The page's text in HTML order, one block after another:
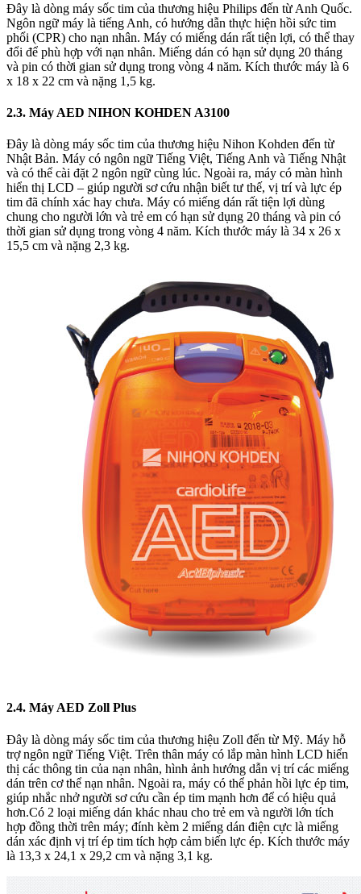
Đây là dòng máy sốc tim của thương hiệu Philips đến từ Anh Quốc.
Ngôn ngữ máy là tiếng Anh, có hướng dẫn thực hiện hồi sức tim
phổi (CPR) cho nạn nhân. Máy có miếng dán rất tiện lợi, có thể thay
đổi để phù hợp với nạn nhân. Miếng dán có hạn sử dụng 20 tháng
và pin có thời gian sử dụng trong vòng 4 năm. Kích thước máy là 6
x 18 x 22 cm và nặng 1,5 kg.
2.3. Máy AED NIHON KOHDEN A3100
Đây là dòng máy sốc tim của thương hiệu Nihon Kohden đến từ
Nhật Bản. Máy có ngôn ngữ Tiếng Việt, Tiếng Anh và Tiếng Nhật
và có thể cài đặt 2 ngôn ngữ cùng lúc. Ngoài ra, máy có màn hình
hiển thị LCD – giúp người sơ cứu nhận biết tư thế, vị trí và lực ép
tim đã chính xác hay chưa. Máy có miếng dán rất tiện lợi dùng
chung cho người lớn và trẻ em có hạn sử dụng 20 tháng và pin có
thời gian sử dụng trong vòng 4 năm. Kích thước máy là 34 x 26 x
15,5 cm và nặng 2,3 kg.
2.4. Máy AED Zoll Plus
Đây là dòng máy sốc tim của thương hiệu Zoll đến từ Mỹ. Máy hỗ
trợ ngôn ngữ Tiếng Việt. Trên thân máy có lắp màn hình LCD hiển
thị các thông tin của nạn nhân, hình ảnh hướng dẫn vị trí các miếng
dán trên cơ thể nạn nhân. Ngoài ra, máy có thể phản hồi lực ép tim,
giúp nhắc nhở người sơ cứu cần ép tim mạnh hơn để có hiệu quả
hơn.Có 2 loại miếng dán khác nhau cho trẻ em và người lớn tích
hợp đồng thời trên máy; đính kèm 2 miếng dán điện cực là miếng
dán xác định vị trí ép tim tích hợp cảm biến lực ép. Kích thước máy
là 13,3 x 24,1 x 29,2 cm và nặng 3,1 kg.